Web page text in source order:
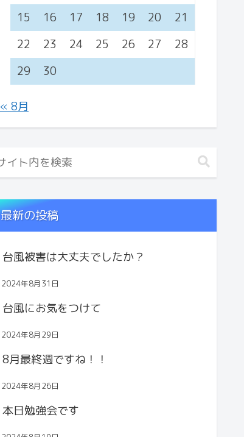
15
16 17 18 19 20
21
22
23 24 25 26 27
28
29
30
« 8月
最新の投稿
台風被害は大丈夫でしたか？
2024年8月31日
台風にお気をつけて
2024年8月29日
8月最終週ですね！！
2024年8月26日
本日勉強会です